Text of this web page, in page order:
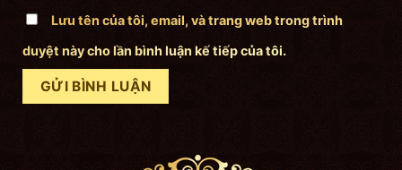
Lưu tên của tôi, email, và trang web trong trình
duyệt này cho lần bình luận kế tiếp của tôi.